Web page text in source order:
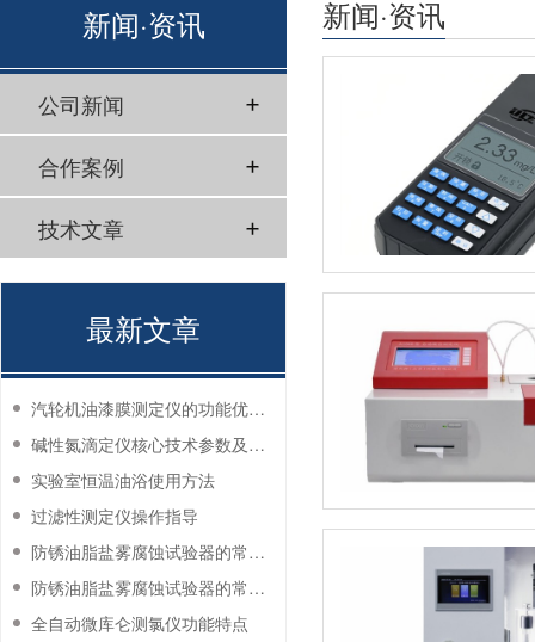
新闻·资讯
新闻·资讯
公司新闻
合作案例
技术文章
最新文章
汽轮机油漆膜测定仪的功能优势有哪些？
碱性氮滴定仪核心技术参数及应用说明
实验室恒温油浴使用方法
过滤性测定仪操作指导
防锈油脂盐雾腐蚀试验器的常见故障与解决方法
防锈油脂盐雾腐蚀试验器的常见故障与解决方法
全自动微库仑测氯仪功能特点